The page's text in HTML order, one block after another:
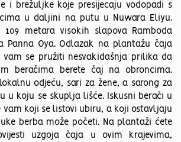
i brežuljke koje presijecaju vodopadi s
u daljini na putu u Nuwara Eliyu.
109 metara visokih slapova Ramboda
Panna Oya. Odlazak na plantažu čaja
vam se pružiti nesvakidašnja prilika da
beračima berete čaj na obroncima.
odjeću, sari za žene, a sarong za
u koju se skuplja lišće. Iskusni berači u
vam koji se listovi ubiru, a koji ostavljaju
berba može početi. Na plantaži ćete
uzgoja čaja u ovim krajevima,